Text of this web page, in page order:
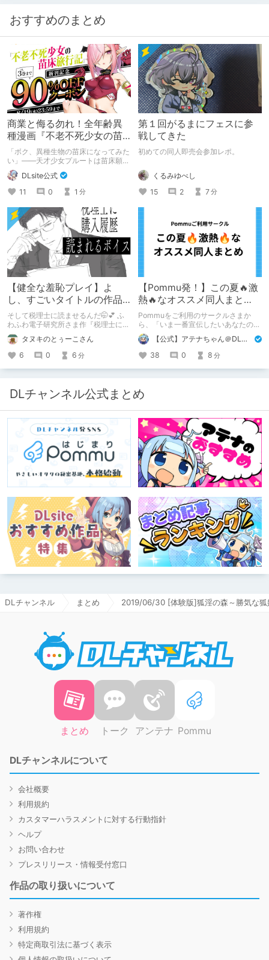
おすすめのまとめ
商業と侮る勿れ！全年齢異
種漫画『不老不死少女の苗
床旅行記』新刊記念1～3巻
90%オフクーポン配布中✨
「ボク、異種生物の苗床になってみた
い」――天才少女プルートは苗床願望
を叶えるため、不老不死の体を手に入
れた！ 話題沸騰の全年齢苗床コミッ
クスの新刊が発売開始！ それを記念
して1～3巻まで90%OFFクーポン配
布いたします！ まだ本作品未体験の
皆さん、多分お好きです。ぜひお試し
ください。
DLsite公式
11
0 1 分
第１回がるまにフェスに参
戦してきた
初めての同人即売会参加レポ。
くるみゆべし
15
2 7分
【健全な羞恥プレイ】よ
し、すごいタイトルの作品
をまた買おう。【湧き上が
る不健全な気持ち】
そして税理士に読ませるんだ🤭💕 ふ
わふわ電子研究所さま作『税理士に購
入履歴読まれるボイス』の感想レビュ
ーです！タヌキのとぅーこさん
6
0 6 分
【Pommu発！】この夏🔥激
熱🔥なオススメ同人まと
め！ その1
Pommuをご利用のサークルさまか
ら、「いま一番宣伝したいあなたの
DLsite作品」を募りました！ この夏
🔥激熱🔥な作品ばかり！あなたがまだ
出会っていない、運命の作品が見つか
るかも！
【公式】アテナちゃん＠DLチャンネル
38
0 8 分
DLチャンネル公式まとめ
DLチャンネル まとめ 2019/06/30 [体験版]狐淫の森～勝気な狐
まとめ トーク アンテナ Pommu
DLチャンネルについて
会社概要
利用規約
カスタマーハラスメントに対する行動指針
ヘルプ
お問い合わせ
プレスリリース・情報受付窓口
作品の取り扱いについて
著作権
利用規約
特定商取引法に基づく表示